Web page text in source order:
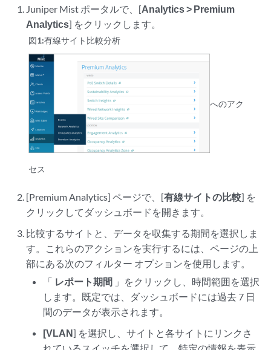
Juniper Mist ポータルで、[Analytics > Premium
Analytics] をクリックします。
図1:有線サイト比較分析
へのアク
セス
[Premium Analytics] ページで、[有線サイトの比較] を
クリックしてダッシュボードを開きます。
比較するサイトと、データを収集する期間を選択しま
す。これらのアクションを実行するには、ページの上
部にある次のフィルター オプションを使用します。
「 レポート期間 」をクリックし、時間範囲を選択
します。既定では、ダッシュボードには過去 7 日
間のデータが表示されます。
[VLAN] を選択し、サイトと各サイトにリンクさ